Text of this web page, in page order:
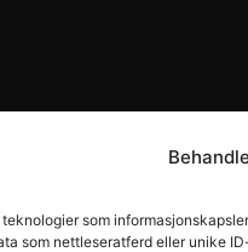
som
som nettleseratferd eller unike